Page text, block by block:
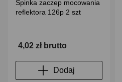
Spinka zaczep mocowania
reflektora 126p 2 szt
4,02 zł brutto
Dodaj